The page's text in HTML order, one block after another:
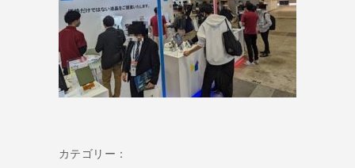
カテゴリー：